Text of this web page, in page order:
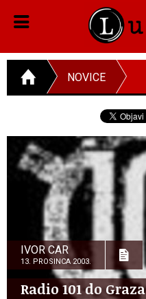
NOVICE
IVOR CAR
13. PROSINCA 2003.
Radio 101 do Graza